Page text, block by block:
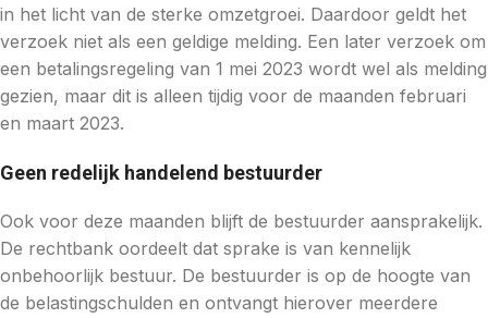
in het licht van de sterke omzetgroei. Daardoor geldt het
verzoek niet als een geldige melding. Een later verzoek om
een betalingsregeling van 1 mei 2023 wordt wel als melding
gezien, maar dit is alleen tijdig voor de maanden februari
en maart 2023.
Geen redelijk handelend bestuurder
Ook voor deze maanden blijft de bestuurder aansprakelijk.
De rechtbank oordeelt dat sprake is van kennelijk
onbehoorlijk bestuur. De bestuurder is op de hoogte van
de belastingschulden en ontvangt hierover meerdere